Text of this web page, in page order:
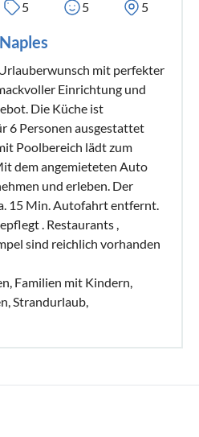
5 5 5
mit perfekter
Einrichtung und
Die Küche ist
6 Personen ausgestattet
Poolbereich lädt zum
dem angemieteten Auto
und erleben. Der
15 Min. Autofahrt entfernt.
. Restaurants ,
sind reichlich vorhanden
Familien mit Kindern,
Strandurlaub,